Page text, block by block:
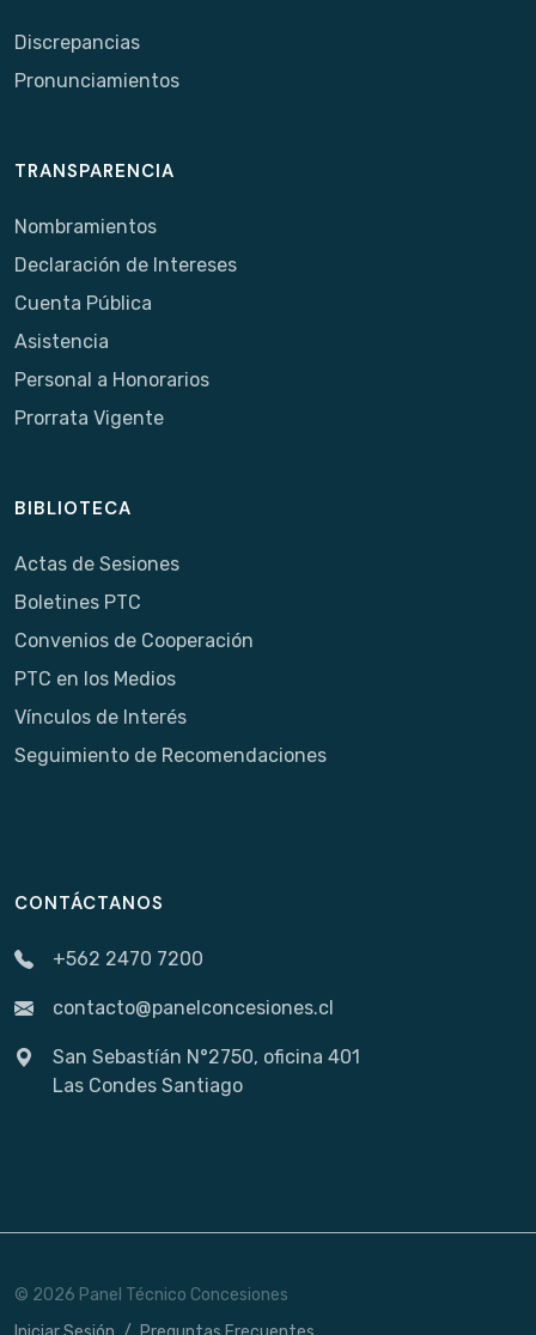
Discrepancias
Pronunciamientos
TRANSPARENCIA
Nombramientos
Declaración de Intereses
Cuenta Pública
Asistencia
Personal a Honorarios
Prorrata Vigente
BIBLIOTECA
Actas de Sesiones
Boletines PTC
Convenios de Cooperación
PTC en los Medios
Vínculos de Interés
Seguimiento de Recomendaciones
CONTÁCTANOS
+562 2470 7200
contacto@panelconcesiones.cl
San Sebastíán N°2750, oficina 401
Las Condes Santiago
© 2026 Panel Técnico Concesiones